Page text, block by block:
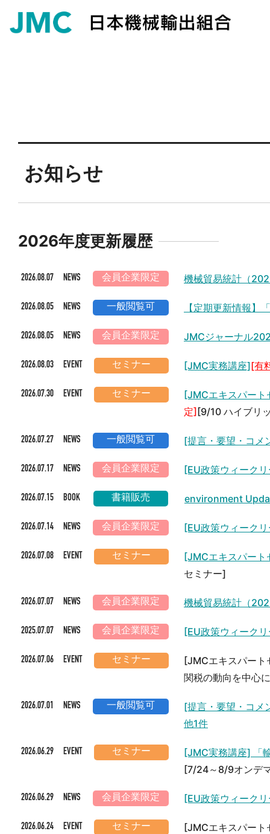
お知らせ
2026年度更新履歴
2026.08.07 NEWS 会員企業限定 機械貿易統計（
2026.08.05 NEWS 一般閲覧可 【定期更新情報】
2026.08.05 NEWS 会員企業限定 JMCジャーナル
2026.08.03 EVENT セミナー [JMC実務講座][有
2026.07.30 EVENT セミナー
[JMCエキスパー
定] [9/10 ハイブリ
2026.07.27 NEWS 一般閲覧可 [提言・要望・コメ
2026.07.17 NEWS 会員企業限定 [EU政策ウィーク
2026.07.15 BOOK 書籍販売 environment
2026.07.14 NEWS 会員企業限定 [EU政策ウィーク
2026.07.08 EVENT セミナー
[JMCエキスパート
セミナー]
2026.07.07 NEWS 会員企業限定 機械貿易統計（
2025.07.07 NEWS 会員企業限定 [EU政策ウィーク
2026.07.06 EVENT セミナー
[JMCエキスパー
関税の動向を中心
2026.07.01 NEWS 一般閲覧可
[提言・要望・コメ
他1件
2026.06.29 EVENT セミナー
[JMC実務講座] 「
[7/24～8/9オンデ
2026.06.29 NEWS 会員企業限定 [EU政策ウィーク
2026.06.24 EVENT セミナー
[JMCエキスパー